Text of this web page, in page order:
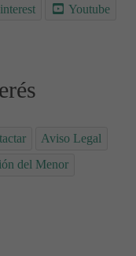
Youtube
Aviso Legal
del Menor